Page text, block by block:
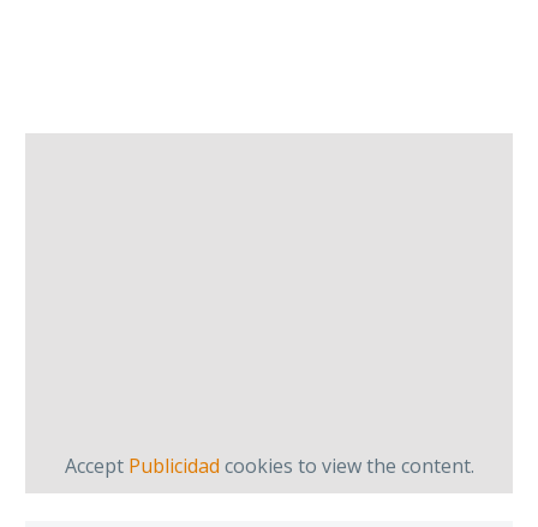
Accept Publicidad cookies to view the content.